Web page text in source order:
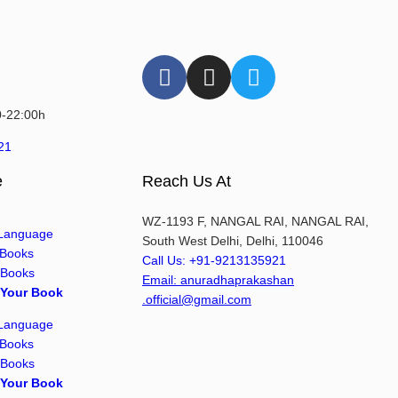
22:00h
Book
Book
Reach Us At
WZ-1193 F, NANGAL RAI, NANGAL RAI,
South West Delhi, Delhi, 110046
Call Us: +91-9213135921
Email: anuradhaprakashan
.official@gmail.com